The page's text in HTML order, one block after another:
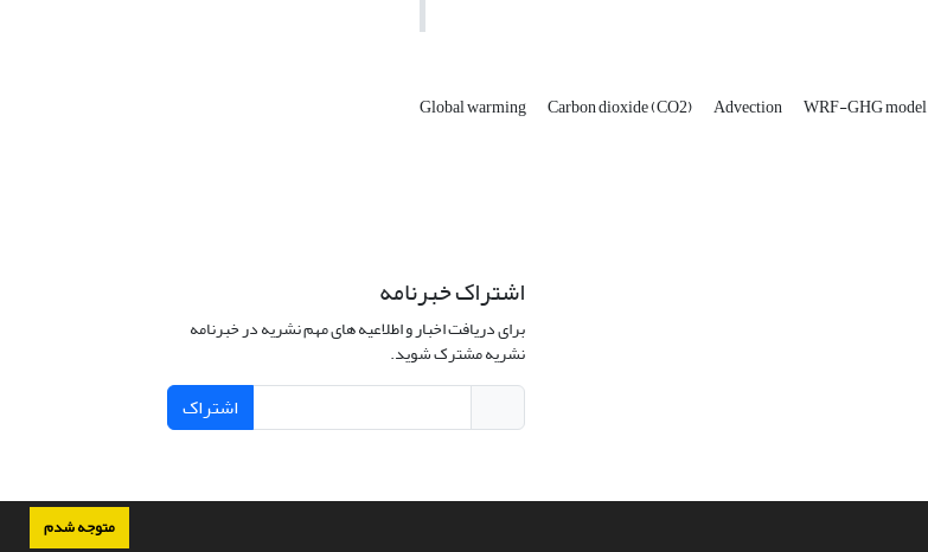
متوجه شدم
Global warming Carbon dioxide (CO2) Advection WRF-GHG model
اشتراک خبرنامه
برای دریافت اخبار و اطلاعیه های مهم نشریه در خبرنامه
نشریه مشترک شوید.
اشتراک